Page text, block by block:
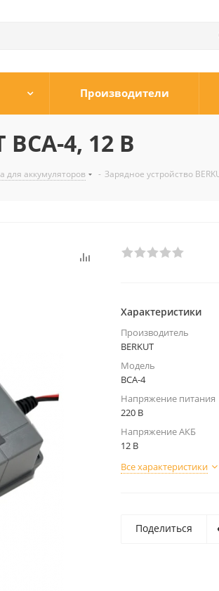
Производители
4, 12 В
для аккумуляторов - Зарядное устройство
Характеристики
Производитель
BERKUT
Модель
BCA-4
Напряжение питания
220 В
Напряжение АКБ
12 В
Все характеристики
Поделиться